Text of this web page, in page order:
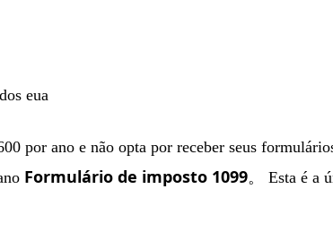
eua
por ano e não opta por receber seus
Formulário de imposto 1099。 Esta é a